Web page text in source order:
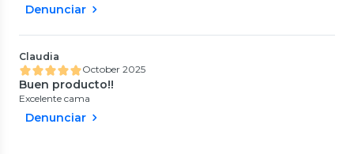
Denunciar
Claudia
October 2025
Buen producto!!
Excelente cama
Denunciar